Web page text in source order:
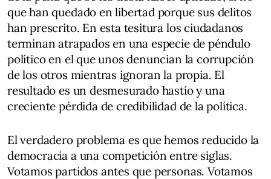
que han quedado en libertad porque sus delitos
han prescrito. En esta tesitura los ciudadanos
terminan atrapados en una especie de péndulo
político en el que unos denuncian la corrupción
de los otros mientras ignoran la propia. El
resultado es un desmesurado hastío y una
creciente pérdida de credibilidad de la política.
El verdadero problema es que hemos reducido la
democracia a una competición entre siglas.
Votamos partidos antes que personas. Votamos